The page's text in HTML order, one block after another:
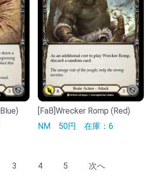
[FaB]Wrecker Romp (Red)
NM 50円 在庫：6
3 4 5 次へ